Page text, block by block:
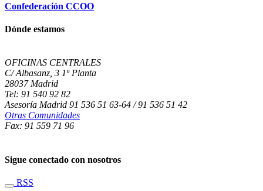
Confederación CCOO
Dónde estamos
OFICINAS CENTRALES
C/ Albasanz, 3 1º Planta
28037 Madrid
Tel: 91 540 92 82
Asesoría Madrid 91 536 51 63-64 / 91 536 51 42
Otras Comunidades
Fax: 91 559 71 96
Sigue conectado con nosotros
RSS